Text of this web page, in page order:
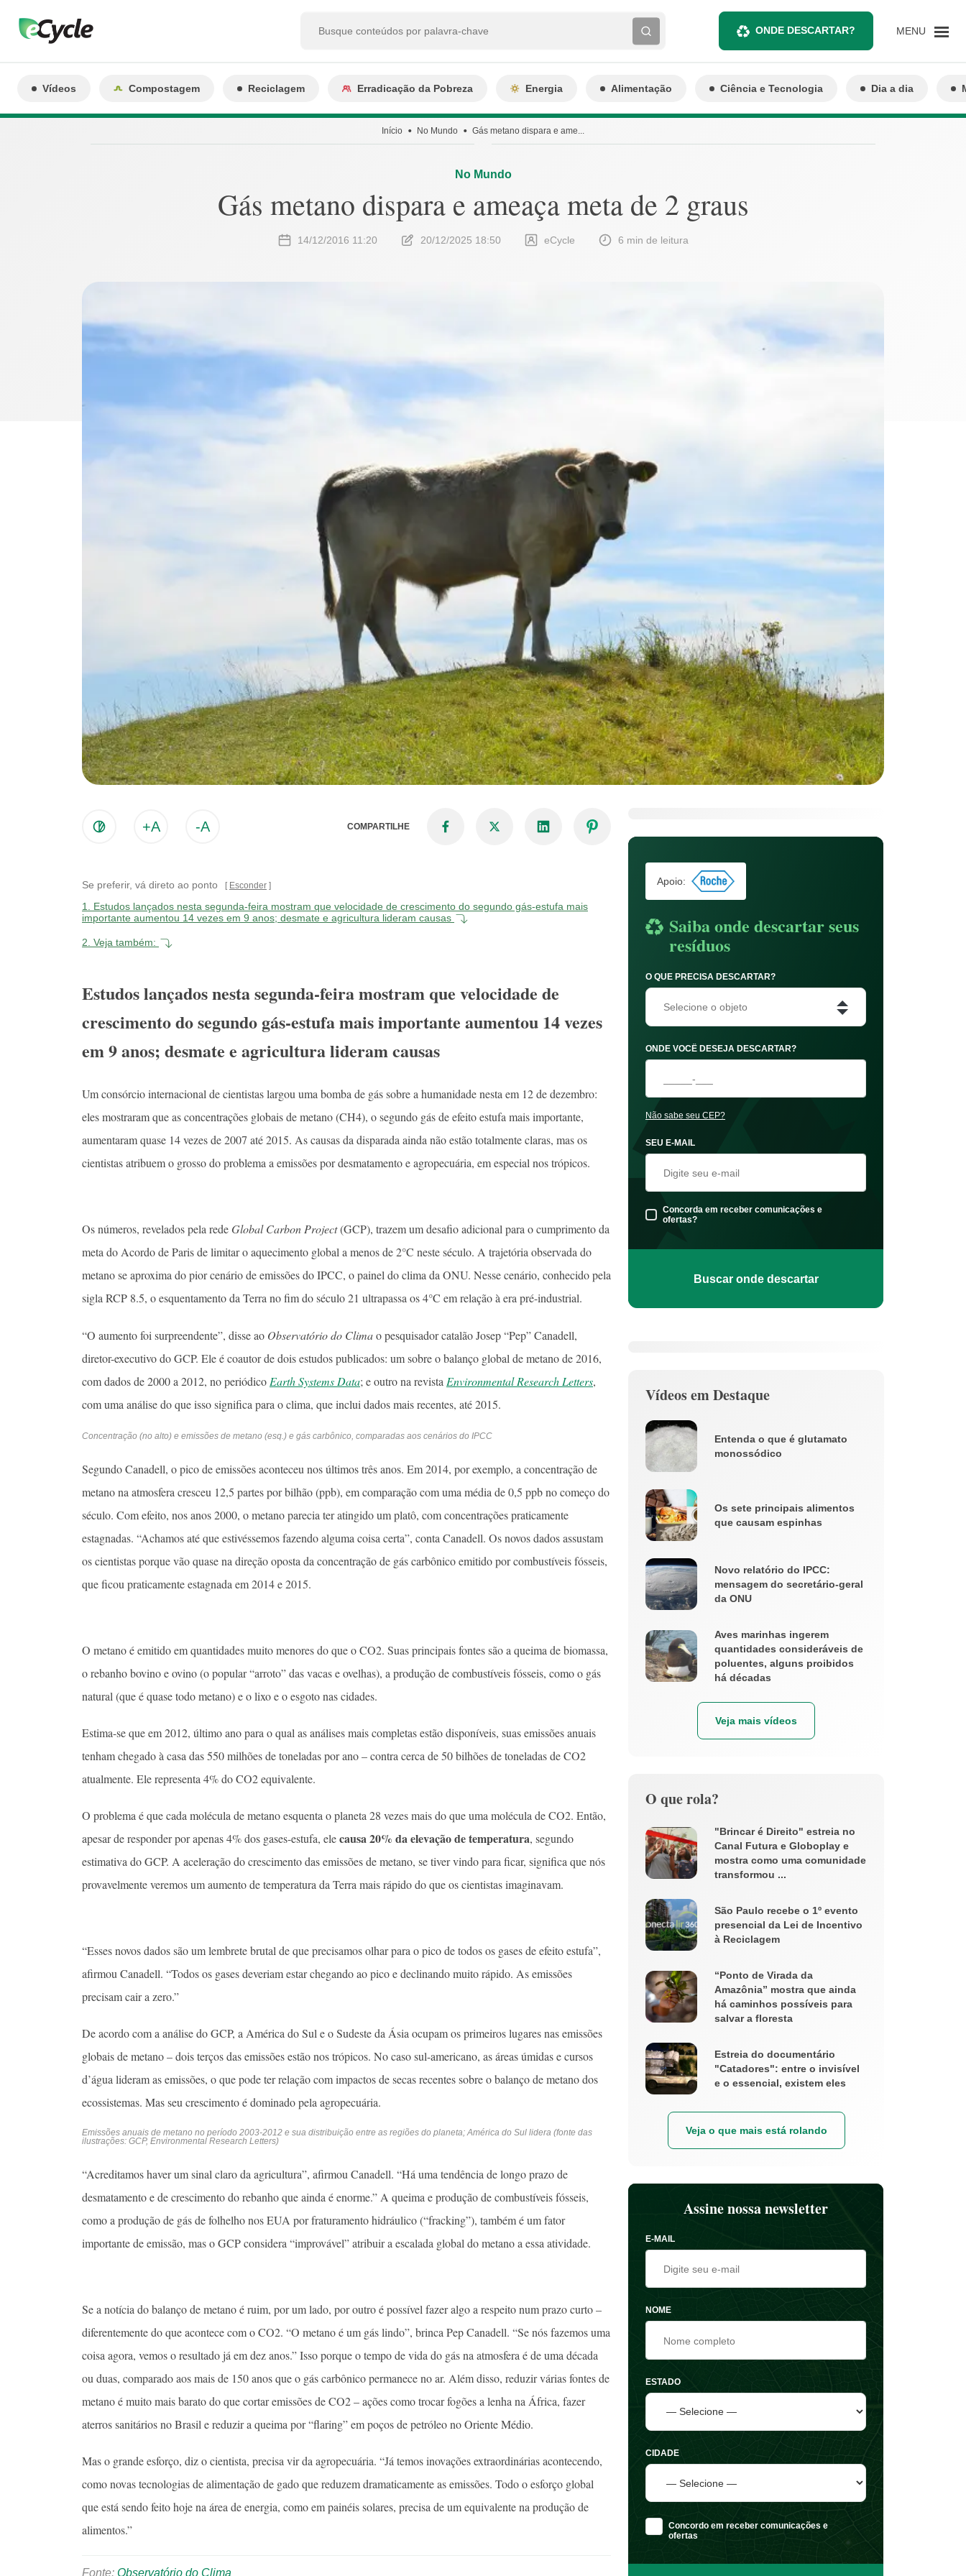
ONDE DESCARTAR? MENU
Vídeos Compostagem Reciclagem Erradicação da Pobreza Energia Alimentação Ciência e Tecnologia Dia a dia
Início No Mundo Gás metano dispara e ame...
No Mundo
Gás metano dispara e ameaça meta de 2 graus
14/12/2016 11:20 20/12/2025 18:50 eCycle 6 min de leitura
+A -A COMPARTILHE
Se preferir, vá direto ao ponto Esconder
1. Estudos lançados nesta segunda-feira mostram que velocidade de crescimento do segundo gás-estufa mais
importante aumentou 14 vezes em 9 anos; desmate e agricultura lideram causas
2. Veja também:
Estudos lançados nesta segunda-feira mostram que velocidade de
crescimento do segundo gás-estufa mais importante aumentou 14 vezes
em 9 anos; desmate e agricultura lideram causas
Um consórcio internacional de cientistas largou uma bomba de gás sobre a humanidade nesta em 12 de dezembro:
eles mostraram que as concentrações globais de metano (CH4), o segundo gás de efeito estufa mais importante,
aumentaram quase 14 vezes de 2007 até 2015. As causas da disparada ainda não estão totalmente claras, mas os
cientistas atribuem o grosso do problema a emissões por desmatamento e agropecuária, em especial nos trópicos.
Os números, revelados pela redeGlobal Carbon Project(GCP), trazem um desafio adicional para o cumprimento da
meta do Acordo de Paris de limitar o aquecimento global a menos de 2°C neste século. A trajetória observada do
metano se aproxima do pior cenário de emissões do IPCC, o painel do clima da ONU. Nesse cenário, conhecido pela
sigla RCP 8.5, o esquentamento da Terra no fim do século 21 ultrapassa os 4°C em relação à era pré-industrial.
“O aumento foi surpreendente”, disse ao Observatório do Climao pesquisador catalão Josep “Pep” Canadell,
diretor-executivo do GCP. Ele é coautor de dois estudos publicados: um sobre o balanço global de metano de 2016,
com dados de 2000 a 2012, no periódico Earth Systems Data; e outro na revista Environmental Research Letters,
com uma análise do que isso significa para o clima, que inclui dados mais recentes, até 2015.
Concentração (no alto) e emissões de metano (esq.) e gás carbônico, comparadas aos cenários do IPCC
Segundo Canadell, o pico de emissões aconteceu nos últimos três anos. Em 2014, por exemplo, a concentração de
metano na atmosfera cresceu 12,5 partes por bilhão (ppb), em comparação com uma média de 0,5 ppb no começo do
século. Com efeito, nos anos 2000, o metano parecia ter atingido um platô, com concentrações praticamente
estagnadas. “Achamos até que estivéssemos fazendo alguma coisa certa”, conta Canadell. Os novos dados assustam
os cientistas porque vão quase na direção oposta da concentração de gás carbônico emitido por combustíveis fósseis,
que ficou praticamente estagnada em 2014 e 2015.
O metano é emitido em quantidades muito menores do que o CO2. Suas principais fontes são a queima de biomassa,
o rebanho bovino e ovino (o popular “arroto” das vacas e ovelhas), a produção de combustíveis fósseis, como o gás
natural (que é quase todo metano) e o lixo e o esgoto nas cidades.
Estima-se que em 2012, último ano para o qual as análises mais completas estão disponíveis, suas emissões anuais
tenham chegado à casa das 550 milhões de toneladas por ano – contra cerca de 50 bilhões de toneladas de CO2
atualmente. Ele representa 4% do CO2 equivalente.
O problema é que cada molécula de metano esquenta o planeta 28 vezes mais do que uma molécula de CO2. Então,
apesar de responder por apenas 4% dos gases-estufa, elecausa 20% da elevação de temperatura, segundo
estimativa do GCP. A aceleração do crescimento das emissões de metano, se tiver vindo para ficar, significa que nós
provavelmente veremos um aumento de temperatura da Terra mais rápido do que os cientistas imaginavam.
“Esses novos dados são um lembrete brutal de que precisamos olhar para o pico de todos os gases de efeito estufa”,
afirmou Canadell. “Todos os gases deveriam estar chegando ao pico e declinando muito rápido. As emissões
precisam cair a zero.”
De acordo com a análise do GCP, a América do Sul e o Sudeste da Ásia ocupam os primeiros lugares nas emissões
globais de metano – dois terços das emissões estão nos trópicos. No caso sul-americano, as áreas úmidas e cursos
d’água lideram as emissões, o que pode ter relação com impactos de secas recentes sobre o balanço de metano dos
ecossistemas. Mas seu crescimento é dominado pela agropecuária.
Emissões anuais de metano no período 2003-2012 e sua distribuição entre as regiões do planeta; América do Sul lidera (fonte das
ilustrações: GCP, Environmental Research Letters)
“Acreditamos haver um sinal claro da agricultura”, afirmou Canadell. “Há uma tendência de longo prazo de
desmatamento e de crescimento do rebanho que ainda é enorme.” A queima e produção de combustíveis fósseis,
como a produção de gás de folhelho nos EUA por fraturamento hidráulico (“fracking”), também é um fator
importante de emissão, mas o GCP considera “improvável” atribuir a escalada global do metano a essa atividade.
Se a notícia do balanço de metano é ruim, por um lado, por outro é possível fazer algo a respeito num prazo curto –
diferentemente do que acontece com o CO2. “O metano é um gás lindo”, brinca Pep Canadell. “Se nós fazemos uma
coisa agora, vemos o resultado já em dez anos.” Isso porque o tempo de vida do gás na atmosfera é de uma década
ou duas, comparado aos mais de 150 anos que o gás carbônico permanece no ar. Além disso, reduzir várias fontes de
metano é muito mais barato do que cortar emissões de CO2 – ações como trocar fogões a lenha na África, fazer
aterros sanitários no Brasil e reduzir a queima por “flaring” em poços de petróleo no Oriente Médio.
Mas o grande esforço, diz o cientista, precisa vir da agropecuária. “Já temos inovações extraordinárias acontecendo,
como novas tecnologias de alimentação de gado que reduzem dramaticamente as emissões. Todo o esforço global
que está sendo feito hoje na área de energia, como em painéis solares, precisa de um equivalente na produção de
alimentos.”
Fonte: Observatório do Clima
Apoio:
Saiba onde descartar seus
resíduos
O QUE PRECISA DESCARTAR?
Selecione o objeto
ONDE VOCÊ DESEJA DESCARTAR?
Não sabe seu CEP?
SEU E-MAIL
Concorda em receber comunicações e
ofertas?
Buscar onde descartar
Vídeos em Destaque
Entenda o que é glutamato
monossódico
Os sete principais alimentos
que causam espinhas
Novo relatório do IPCC:
mensagem do secretário-geral
da ONU
Aves marinhas ingerem
quantidades consideráveis de
poluentes, alguns proibidos
há décadas
Veja mais vídeos
O que rola?
"Brincar é Direito" estreia no
Canal Futura e Globoplay e
mostra como uma comunidade
transformou ...
São Paulo recebe o 1º evento
presencial da Lei de Incentivo
à Reciclagem
“Ponto de Virada da
Amazônia” mostra que ainda
há caminhos possíveis para
salvar a floresta
Estreia do documentário
"Catadores": entre o invisível
e o essencial, existem eles
Veja o que mais está rolando
Assine nossa newsletter
E-MAIL
NOME
ESTADO
CIDADE
Concordo em receber comunicações e
ofertas